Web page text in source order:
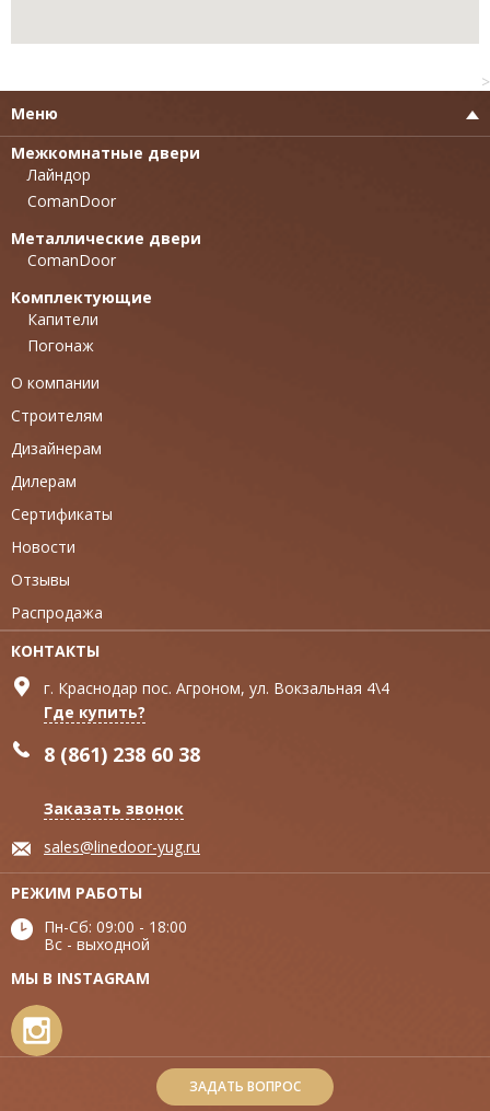
>
Меню
Межкомнатные двери
Лайндор
ComanDoor
Металлические двери
ComanDoor
Комплектующие
Капители
Погонаж
О компании
Строителям
Дизайнерам
Дилерам
Сертификаты
Новости
Отзывы
Распродажа
КОНТАКТЫ
г. Краснодар пос. Агроном, ул. Вокзальная 4\4
Где купить?
8 (861) 238 60 38
Заказать звонок
sales@linedoor-yug.ru
РЕЖИМ РАБОТЫ
Пн-Сб: 09:00 - 18:00
Вс - выходной
МЫ В INSTAGRAM
ЗАДАТЬ ВОПРОС